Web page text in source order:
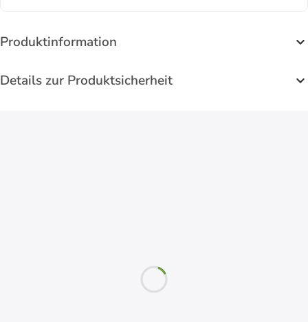
Produktinformation
Details zur Produktsicherheit